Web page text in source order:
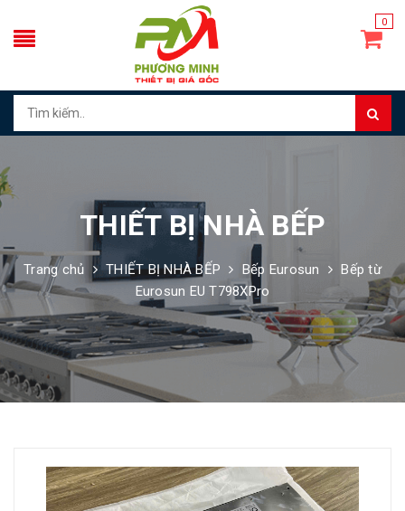
0
THIẾT BỊ NHÀ BẾP
Trang chủ THIẾT BỊ NHÀ BẾP Bếp Eurosun
Bếp từ
Eurosun EU T798XPro